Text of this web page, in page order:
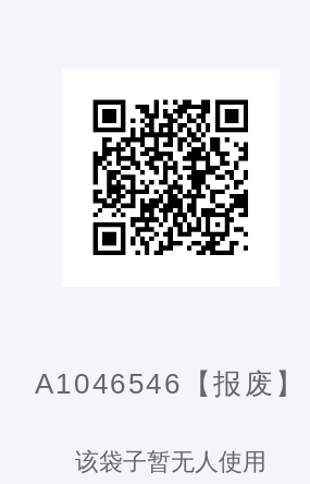
A1046546【报废】
该袋子暂无人使用